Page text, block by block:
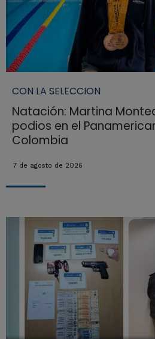
CON LA SELECCION
Natación: Martina
podios en el
Colombia
7 de agosto de 2026